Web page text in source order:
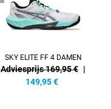
SKY ELITE FF 4 DAMEN
Adviesprijs 169,95 € |
149,95 €